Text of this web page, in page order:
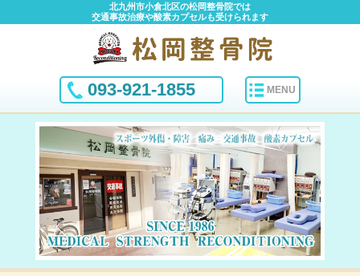
北九州市小倉北区の松岡整骨院では
交通事故治療や酸素カプセルも受けられます
093-921-1855 MENU